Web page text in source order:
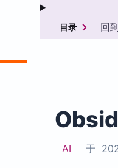
目录 回
AI 于